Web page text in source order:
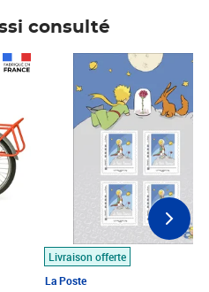
consulté
Livraison offerte
La Poste
Prix 7,50€